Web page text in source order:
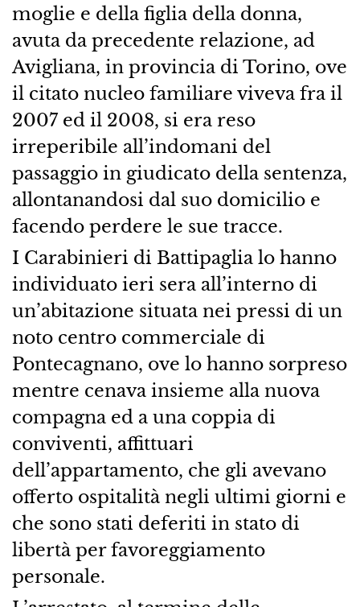
moglie e della figlia della donna,
avuta da precedente relazione, ad
Avigliana, in provincia di Torino, ove
il citato nucleo familiare viveva fra il
2007 ed il 2008, si era reso
irreperibile all’indomani del
passaggio in giudicato della sentenza,
allontanandosi dal suo domicilio e
facendo perdere le sue tracce.
I Carabinieri di Battipaglia lo hanno
individuato ieri sera all’interno di
un’abitazione situata nei pressi di un
noto centro commerciale di
Pontecagnano, ove lo hanno sorpreso
mentre cenava insieme alla nuova
compagna ed a una coppia di
conviventi, affittuari
dell’appartamento, che gli avevano
offerto ospitalità negli ultimi giorni e
che sono stati deferiti in stato di
libertà per favoreggiamento
personale.